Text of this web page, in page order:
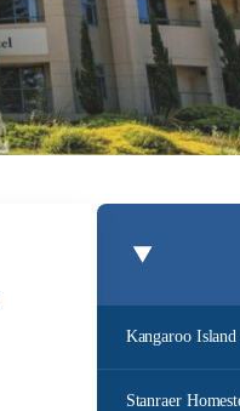
Kangaroo
Stanraer